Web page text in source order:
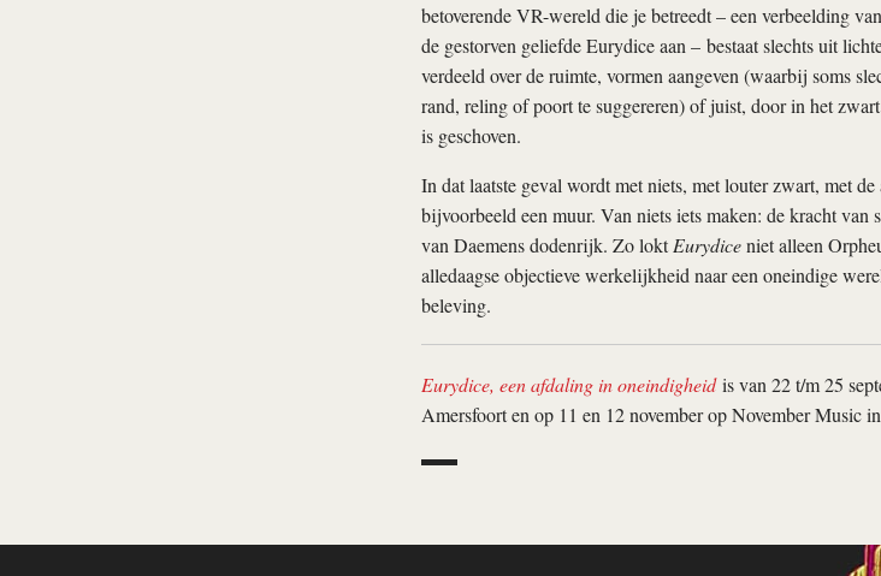
betoverende VR-wereld die je betreedt – een verbeelding
de gestorven geliefde Eurydice aan – bestaat slechts uit
verdeeld over de ruimte, vormen aangeven (waarbij soms
rand, reling of poort te suggereren) of juist, door in het
is geschoven.
In dat laatste geval wordt met niets, met louter zwart, met
bijvoorbeeld een muur. Van niets iets maken: de kracht van
van Daemens dodenrijk. Zo loktEurydiceniet alleen
alledaagse objectieve werkelijkheid naar een oneindige
beleving.
Eurydice, een afdaling in oneindigheid is van 22 t/m 25
Amersfoort en op 11 en 12 november op November Music